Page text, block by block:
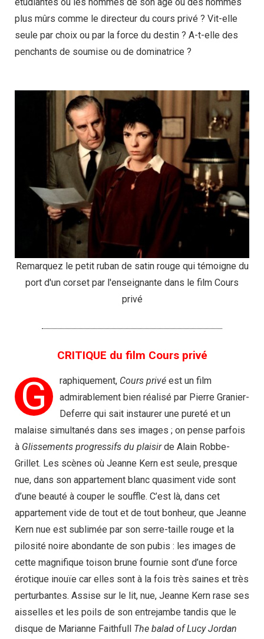
plus mûrs comme le directeur du cours privé ? Vit-elle
seule par choix ou par la force du destin ? A-t-elle des
penchants de soumise ou de dominatrice ?
Remarquez le petit ruban de satin rouge qui témoigne du
port d'un corset par l'enseignante dans le film Cours
privé
CRITIQUE du film Cours privé
G raphiquement, Cours privé est un film
admirablement bien réalisé par Pierre Granier-
Deferre qui sait instaurer une pureté et un
malaise simultanés dans ses images ; on pense parfois
à Glissements progressifs du plaisirde Alain Robbe-
Grillet. Les scènes où Jeanne Kern est seule, presque
nue, dans son appartement blanc quasiment vide sont
d’une beauté à couper le souffle. C’est là, dans cet
appartement vide de tout et de tout bonheur, que Jeanne
Kern nue est sublimée par son serre-taille rouge et la
pilosité noire abondante de son pubis : les images de
cette magnifique toison brune fournie sont d’une force
érotique inouïe car elles sont à la fois très saines et très
perturbantes. Assise sur le lit, nue, Jeanne Kern rase ses
aisselles et les poils de son entrejambe tandis que le
disque de Marianne Faithfull The balad of Lucy Jordan